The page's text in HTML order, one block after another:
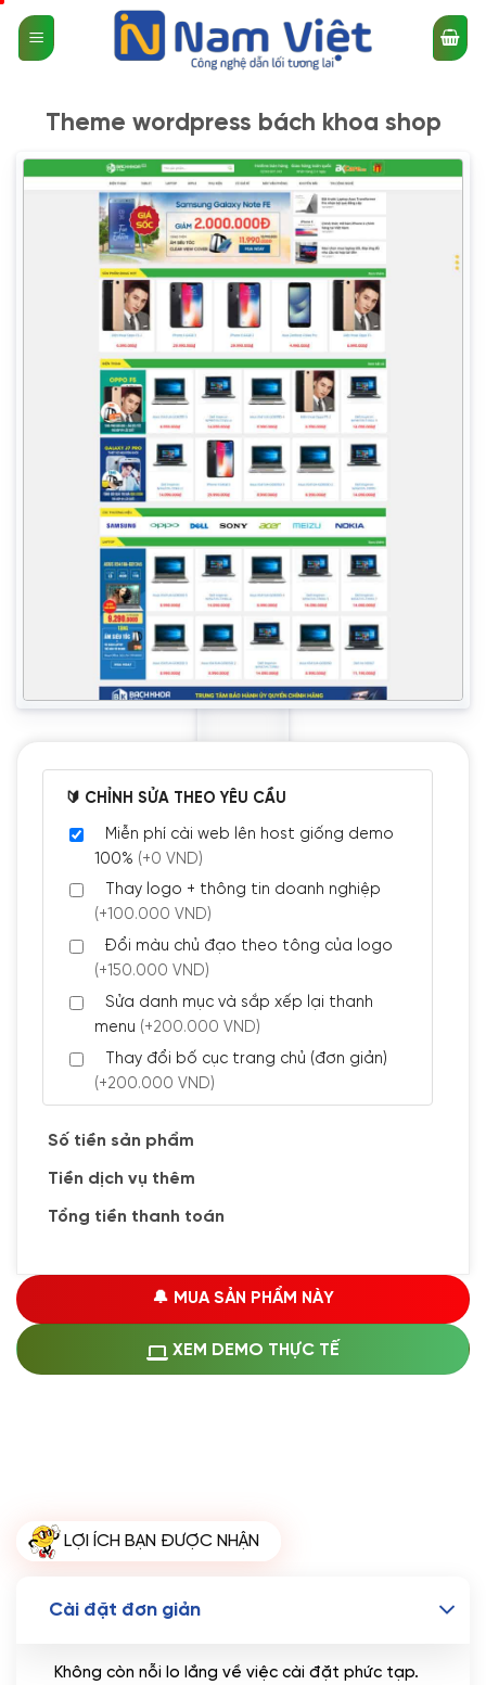
qua
nội
Theme wordpress bách khoa shop
🔰 CHỈNH SỬA THEO YÊU CẦU
Miễn phí cài web lên host giống demo
100% (+0 VND)
Thay logo + thông tin doanh nghiệp
(+100.000 VND)
Đổi màu chủ đạo theo tông của logo
(+150.000 VND)
Sửa danh mục và sắp xếp lại thanh
menu (+200.000 VND)
Thay đổi bố cục trang chủ (đơn giản)
(+200.000 VND)
(+300.000 VND)
🔰 CÀI ĐẶT PLUGINS
Cài đặt plugin theo yêu cầu
Cài plugin xử lý thanh toán tự động qua
ngân hàng vietcombank, techcombank,
Zalopay, QR code...(+1.500.000 VND)
🔰 MUA KÈM DỊCH VỤ
hosting
Tên miền Quốc tế
Số tiền sản phẩm
Tiền dịch vụ thêm
Tổng tiền thanh toán
🔔 MUA SẢN PHẨM NÀY
XEM DEMO THỰC TẾ
LỢI ÍCH BẠN ĐƯỢC NHẬN
Cài đặt đơn giản
Không còn nỗi lo lắng về việc cài đặt phức tạp.